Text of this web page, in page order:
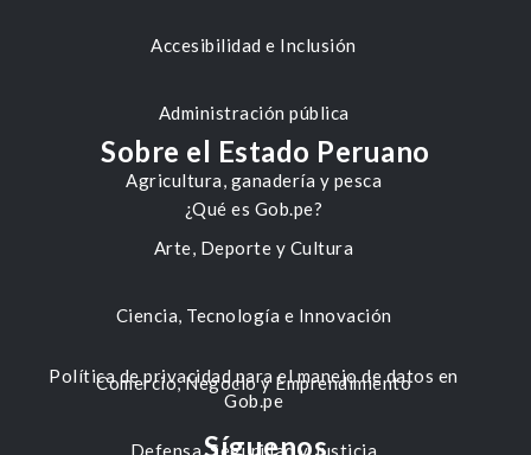
Accesibilidad e Inclusión
Administración pública
Agricultura, ganadería y pesca
Arte, Deporte y Cultura
Ciencia, Tecnología e Innovación
Comercio, Negocio y Emprendimiento
Defensa, Seguridad y Justicia
Sobre el Estado Peruano
¿Qué es Gob.pe?
Política de privacidad para el manejo de datos en
Gob.pe
Síguenos